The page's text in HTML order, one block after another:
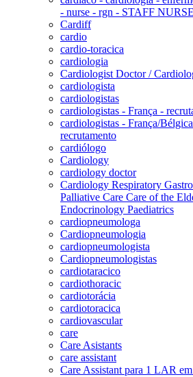
- nurse - rgn - STAFF
Cardiff
cardio
cardio-toracica
cardiologia
Cardiologist Doctor /
cardiologista
cardiologistas
cardiologistas - França -
cardiologistas - França/
recrutamento
cardiólogo
Cardiology
cardiology doctor
Cardiology Respiratory
Palliative Care Care of the
Endocrinology Paediatrics
cardiopneumologa
Cardiopneumologia
cardiopneumologista
Cardiopneumologistas
cardiotaracico
cardiothoracic
cardiotorácia
cardiotoracica
cardiovascular
care
Care Asistants
care assistant
Care Assistant para 1 LAR